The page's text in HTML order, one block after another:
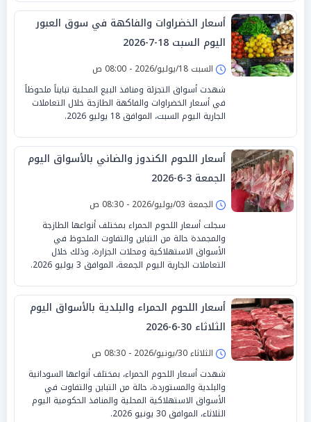
أسعار الخضراوات والفاكهة في سوق العبور
اليوم السبت 18-7-2026
السبت 18/يوليو/2026 - 08:00 ص
شهدت أسواق التجزئة ومنافذ البيع المحلية تبايناً ملحوظاً
في أسعار الخضراوات والفاكهة الطازجة خلال التعاملات
الجارية اليوم السبت، الموافق 18 يوليو 2026.
أسعار اللحوم الكندوز والضاني بالأسواق اليوم
الجمعة 3-6-2026
الجمعة 03/يوليو/2026 - 08:30 ص
سجلت أسعار اللحوم الحمراء بمختلف أنواعها الطازجة
والمجمدة حالة من التباين والتفاوت الملحوظ في
الأسواق الاستهلاكية ومحلات الجزارة، وذلك خلال
التعاملات الجارية اليوم الجمعة، الموافق 3 يوليو 2026.
أسعار اللحوم الحمراء والبلدية بالأسواق اليوم
الثلاثاء 30-6-2026
الثلاثاء 30/يونيو/2026 - 08:30 ص
شهدت أسعار اللحوم الحمراء، بمختلف أنواعها السودانية
والبلدية والمستوردة، حالة من التباين والتفاوت في
الأسواق الاستهلاكية المحلية والمنافذ الحكومية اليوم
الثلاثاء، الموافق 30 يونيو 2026.